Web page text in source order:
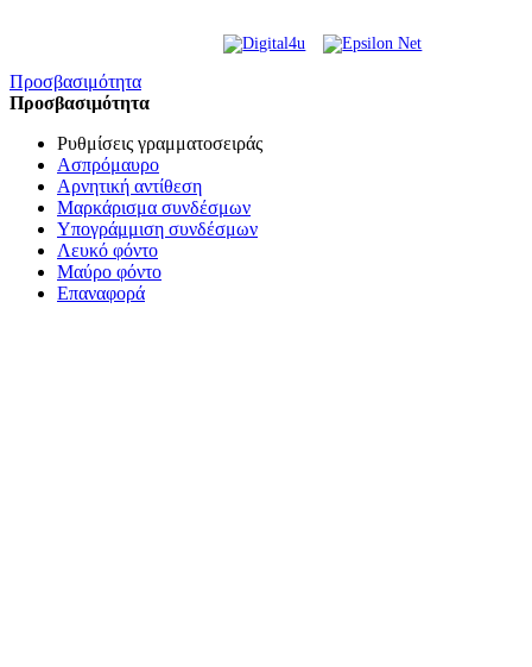
Προσβασιμότητα
Προσβασιμότητα
Ρυθμίσεις γραμματοσειράς
Ασπρόμαυρο
Αρνητική αντίθεση
Μαρκάρισμα συνδέσμων
Υπογράμμιση συνδέσμων
Λευκό φόντο
Μαύρο φόντο
Επαναφορά